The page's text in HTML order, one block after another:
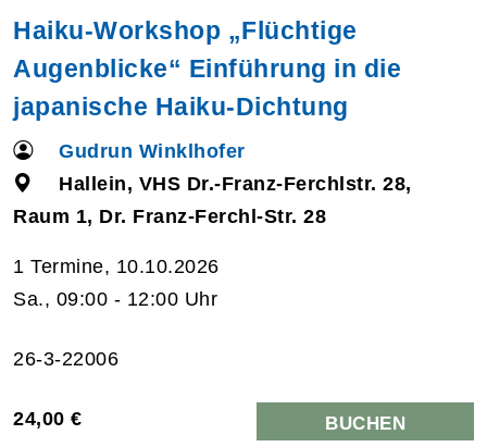
Haiku-Workshop „Flüchtige
Augenblicke“ Einführung in die
japanische Haiku-Dichtung
Gudrun Winklhofer
Hallein, VHS Dr.-Franz-Ferchlstr. 28,
Raum 1, Dr. Franz-Ferchl-Str. 28
1 Termine, 10.10.2026
Sa., 09:00 - 12:00 Uhr
26-3-22006
24,00 € BUCHEN